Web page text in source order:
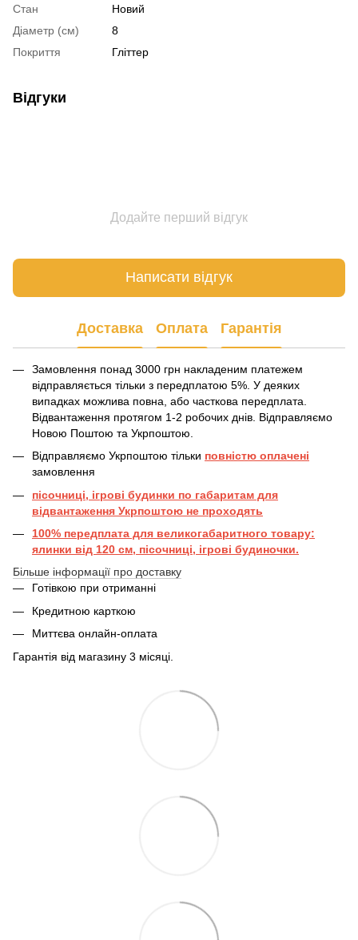
Стан
Новий
Діаметр (см)
8
Покриття
Гліттер
Відгуки
Додайте перший відгук
Написати відгук
Доставка Оплата Гарантія
Замовлення понад 3000 грн накладеним платежем
відправляється тільки з передплатою 5%. У деяких
випадках можлива повна, або часткова передплата.
Відвантаження протягом 1-2 робочих днів. Відправляємо
Новою Поштою та Укрпоштою.
Відправляємо Укрпоштою тільки повністю оплачені
замовлення
пісочниці, ігрові будинки по габаритам для
відвантаження Укрпоштою не проходять
100% передплата для великогабаритного товару:
ялинки від 120 см, пісочниці, ігрові будиночки.
Більше інформації про доставку
Готівкою при отриманні
Кредитною карткою
Миттєва онлайн-оплата
Гарантія від магазину 3 місяці.